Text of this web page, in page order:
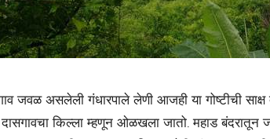
जवळ असलेली गंधारपाले लेणी आजही या गोष्टीची
किल्ला म्हणून ओळखला जातो. महाड बंदरातून जल